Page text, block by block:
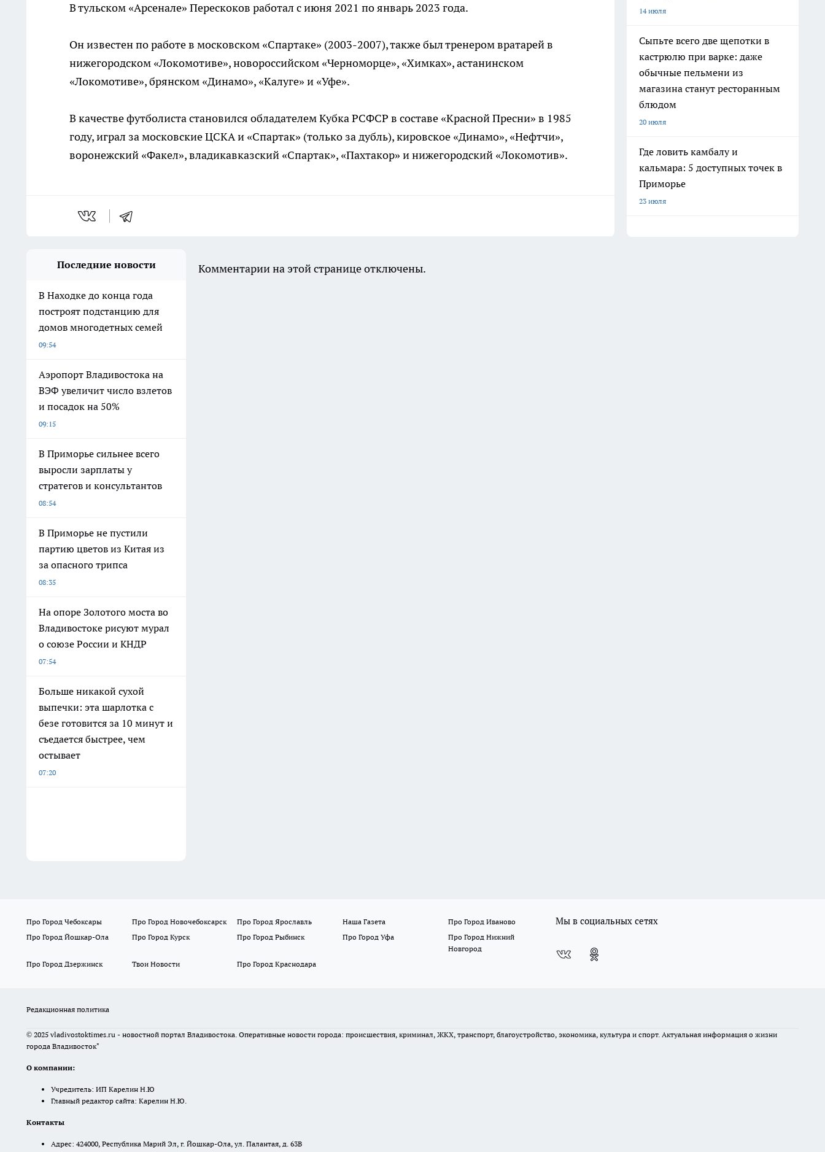
В тульском «Арсенале» Перескоков работал с июня 2021 по январь 2023 года.
Он известен по работе в московском «Спартаке» (2003-2007), также был тренером вратарей в
нижегородском «Локомотиве», новороссийском «Черноморце», «Химках», астанинском
«Локомотиве», брянском «Динамо», «Калуге» и «Уфе».
В качестве футболиста становился обладателем Кубка РСФСР в составе «Красной Пресни» в 1985
году, играл за московские ЦСКА и «Спартак» (только за дубль), кировское «Динамо», «Нефтчи»,
воронежский «Факел», владикавказский «Спартак», «Пахтакор» и нижегородский «Локомотив».
14 июля
Сыпьте всего две щепотки в
кастрюлю при варке: даже
обычные пельмени из
магазина станут ресторанным
блюдом
20 июля
Где ловить камбалу и
кальмара: 5 доступных точек в
Приморье
23 июля
Последние новости
В Находке до конца года
построят подстанцию для
домов многодетных семей
09:54
Аэропорт Владивостока на
ВЭФ увеличит число взлетов
и посадок на 50%
09:15
В Приморье сильнее всего
выросли зарплаты у
стратегов и консультантов
08:54
В Приморье не пустили
партию цветов из Китая из
за опасного трипса
08:35
На опоре Золотого моста во
Владивостоке рисуют мурал
о союзе России и КНДР
07:54
Больше никакой сухой
выпечки: эта шарлотка с
безе готовится за 10 минут и
съедается быстрее, чем
остывает
07:20
Комментарии на этой странице отключены.
Про Город Чебоксары Про Город Новочебоксарск Про Город Ярославль Наша Газета
Про Город Иваново
Про Город Йошкар-Ола
Про Город Курск Про Город Рыбинск Про Город Уфа
Про Город Нижний
Новгород
Про Город Дзержинск
Твои Новости Про Город Краснодара
Мы в социальных сетях
Редакционная политика
© 2025 vladivostoktimes.ru - новостной портал Владивостока. Оперативные новости города: происшествия, криминал, ЖКХ, транспорт, благоустройство, экономика, культура и спорт. Актуальная информация о жизни
города Владивосток"
О компании:
Учредитель: ИП Карелин Н.Ю
Главный редактор сайта: Карелин Н.Ю.
Контакты
Адрес: 424000, Республика Марий Эл, г. Йошкар-Ола, ул. Палантая, д. 63В